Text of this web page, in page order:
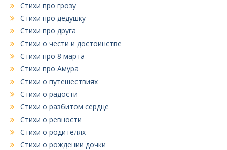
Стихи про грозу
Стихи про дедушку
Стихи про друга
Стихи о чести и достоинстве
Стихи про 8 марта
Стихи про Амура
Стихи о путешествиях
Стихи о радости
Стихи о разбитом сердце
Стихи о ревности
Стихи о родителях
Стихи о рождении дочки